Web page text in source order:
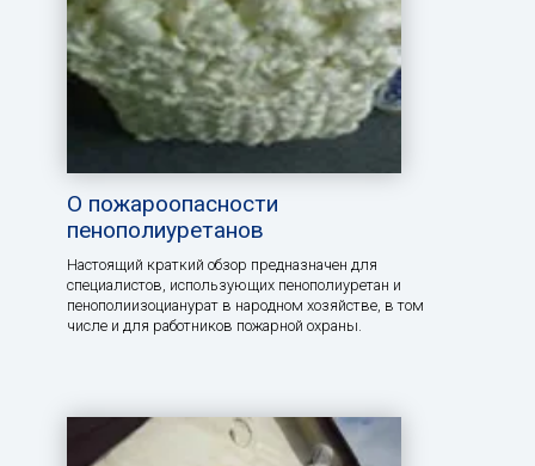
О пожароопасности
пенополиуретанов
Настоящий краткий обзор предназначен для
специалистов, использующих пенополиуретан и
пенополиизоцианурат в народном хозяйстве, в том
числе и для работников пожарной охраны.